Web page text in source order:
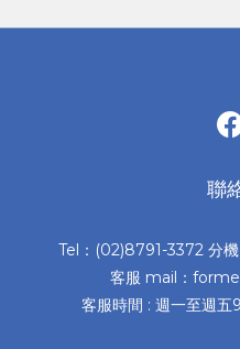
聯
Tel：(02)8791-3372 分
客服 mail：
客服時間 : 週一至週